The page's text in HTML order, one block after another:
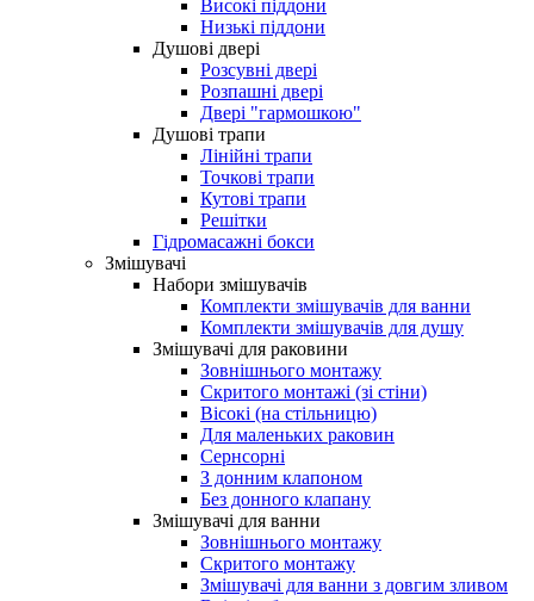
Високі піддони
Низькі піддони
Душові двері
Розсувні двері
Розпашні двері
Двері "гармошкою"
Душові трапи
Лінійні трапи
Точкові трапи
Кутові трапи
Решітки
Гідромасажні бокси
Змішувачі
Набори змішувачів
Комплекти змішувачів для ванни
Комплекти змішувачів для душу
Змішувачі для раковини
Зовнішнього монтажу
Скритого монтажі (зі стіни)
Вісокі (на стільницю)
Для маленьких раковин
Сернсорні
З донним клапоном
Без донного клапану
Змішувачі для ванни
Зовнішнього монтажу
Скритого монтажу
Змішувачі для ванни з довгим зливом